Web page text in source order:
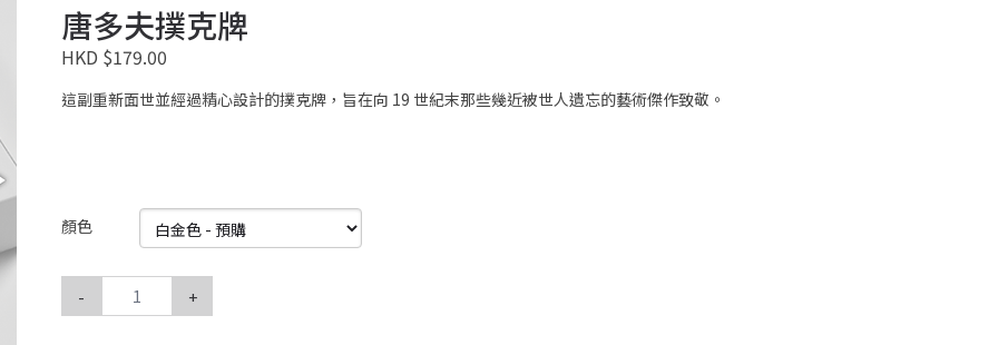
唐多夫撲克牌
HKD $179.00
這副重新面世並經過精心設計的撲克牌，旨在向 19 世紀末那些幾近被世人遺忘的藝術傑作致敬。
顏色
- +